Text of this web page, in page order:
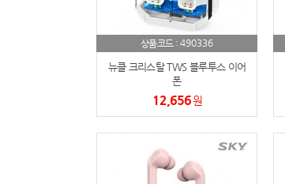
상품코드 : 490336
뉴클 크리스탈 TWS 블루투스 이어
폰
12,656원